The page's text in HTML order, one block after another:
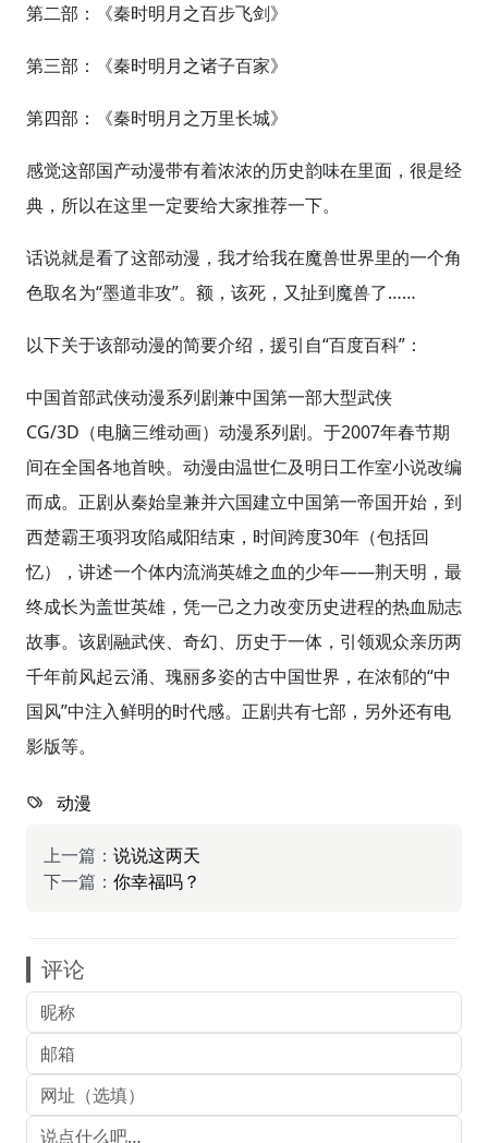
第二部：《秦时明月之百步飞剑》
第三部：《秦时明月之诸子百家》
第四部：《秦时明月之万里长城》
感觉这部国产动漫带有着浓浓的历史韵味在里面，很是经
典，所以在这里一定要给大家推荐一下。
话说就是看了这部动漫，我才给我在魔兽世界里的一个角
色取名为“墨道非攻”。额，该死，又扯到魔兽了……
以下关于该部动漫的简要介绍，援引自“百度百科”：
中国首部武侠动漫系列剧兼中国第一部大型武侠
CG/3D（电脑三维动画）动漫系列剧。于2007年春节期
间在全国各地首映。动漫由温世仁及明日工作室小说改编
而成。正剧从秦始皇兼并六国建立中国第一帝国开始，到
西楚霸王项羽攻陷咸阳结束，时间跨度30年（包括回
忆），讲述一个体内流淌英雄之血的少年——荆天明，最
终成长为盖世英雄，凭一己之力改变历史进程的热血励志
故事。该剧融武侠、奇幻、历史于一体，引领观众亲历两
千年前风起云涌、瑰丽多姿的古中国世界，在浓郁的“中
国风”中注入鲜明的时代感。正剧共有七部，另外还有电
影版等。
动漫
上一篇： 说说这两天
下一篇： 你幸福吗？
评论